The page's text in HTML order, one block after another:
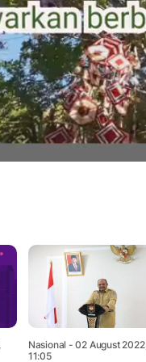
Nasional - 02 August 2022,
11:05